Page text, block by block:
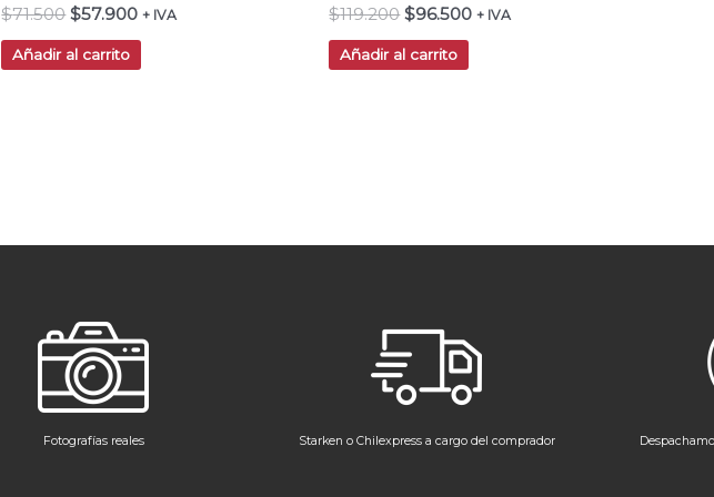
$71.500 $57.900 + IVA
Añadir al carrito
$119.200 $96.500 + IVA
Añadir al carrito
Fotografías reales Starken o Chilexpress a cargo del comprador